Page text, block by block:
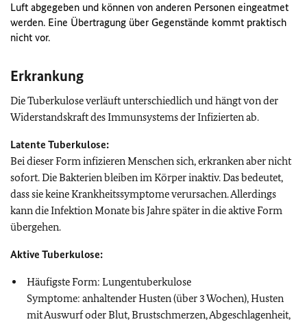
Luft abgegeben und können von anderen Personen eingeatmet
werden. Eine Übertragung über Gegenstände kommt praktisch
nicht vor.
Erkrankung
Die Tuberkulose verläuft unterschiedlich und hängt von der
Widerstandskraft des Immunsystems der Infizierten ab.
Latente Tuberkulose:
Bei dieser Form infizieren Menschen sich, erkranken aber nicht
sofort. Die Bakterien bleiben im Körper inaktiv. Das bedeutet,
dass sie keine Krankheitssymptome verursachen. Allerdings
kann die Infektion Monate bis Jahre später in die aktive Form
übergehen.
Aktive Tuberkulose:
Häufigste Form: Lungentuberkulose
Symptome: anhaltender Husten (über 3 Wochen), Husten
mit Auswurf oder Blut, Brustschmerzen, Abgeschlagenheit,